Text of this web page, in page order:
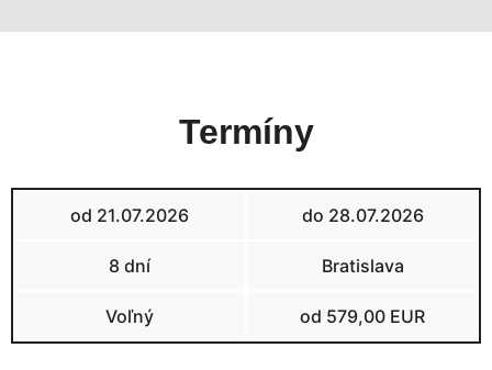
Termíny
od 21.07.2026 do 28.07.2026
8 dní Bratislava
Voľný od 579,00 EUR